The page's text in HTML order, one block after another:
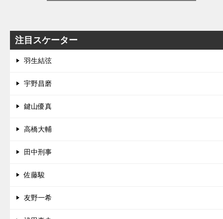
注目スケーター
羽生結弦
宇野昌磨
鍵山優真
高橋大輔
田中刑事
佐藤駿
友野一希